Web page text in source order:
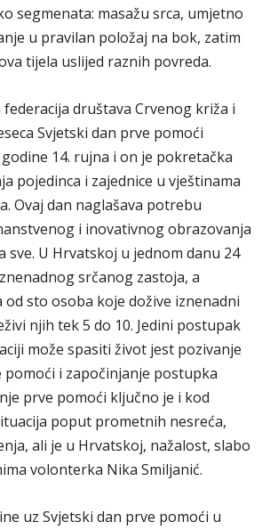
segmenata: masažu srca, umjetno
u pravilan položaj na bok, zatim
tijela uslijed raznih povreda.
društava Crvenog križa i
Svjetski dan prve pomoći
14. rujna i on je pokretačka
pojedinca i zajednice u vještinama
Ovaj dan naglašava potrebu
i inovativnog obrazovanja
sve. U Hrvatskoj u jednom danu 24
srčanog zastoja, a
od sto osoba koje dožive iznenadni
njih tek 5 do 10. Jedini postupak
može spasiti život jest pozivanje
pomoći i započinjanje postupka
prve pomoći ključno je i kod
poput prometnih nesreća,
ali je u Hrvatskoj, nažalost, slabo
volonterka Nika Smiljanić.
uz Svjetski dan prve pomoći u